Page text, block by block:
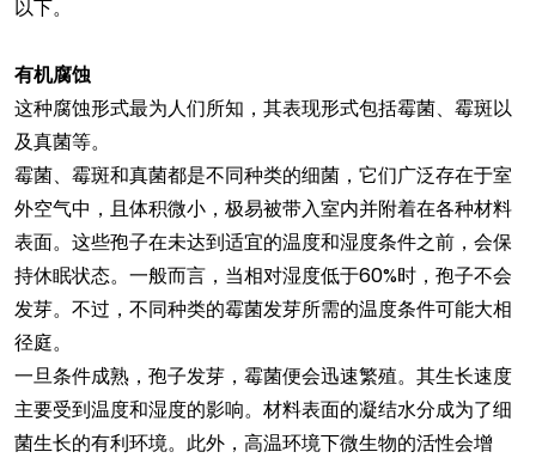
以下。
有机腐蚀
这种腐蚀形式最为人们所知，其表现形式包括霉菌、霉斑以
及真菌等。
霉菌、霉斑和真菌都是不同种类的细菌，它们广泛存在于室
外空气中，且体积微小，极易被带入室内并附着在各种材料
表面。这些孢子在未达到适宜的温度和湿度条件之前，会保
持休眠状态。一般而言，当相对湿度低于60%时，孢子不会
发芽。不过，不同种类的霉菌发芽所需的温度条件可能大相
径庭。
一旦条件成熟，孢子发芽，霉菌便会迅速繁殖。其生长速度
主要受到温度和湿度的影响。材料表面的凝结水分成为了细
菌生长的有利环境。此外，高温环境下微生物的活性会增